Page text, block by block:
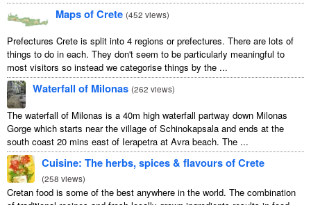
Maps of Crete (452 views)
Prefectures Crete is split into 4 regions or prefectures. There are lots of
things to do in each. They don't seem to be particularly meaningful to
most visitors so instead we categorise things by the ...
Waterfall of Milonas (262 views)
The waterfall of Milonas is a 40m high waterfall partway down Milonas
Gorge which starts near the village of Schinokapsala and ends at the
south coast 20 mins east of Ierapetra at Avra beach. The ...
Cuisine: The herbs, spices & flavours of Crete
(258 views)
Cretan food is some of the best anywhere in the world. The combination